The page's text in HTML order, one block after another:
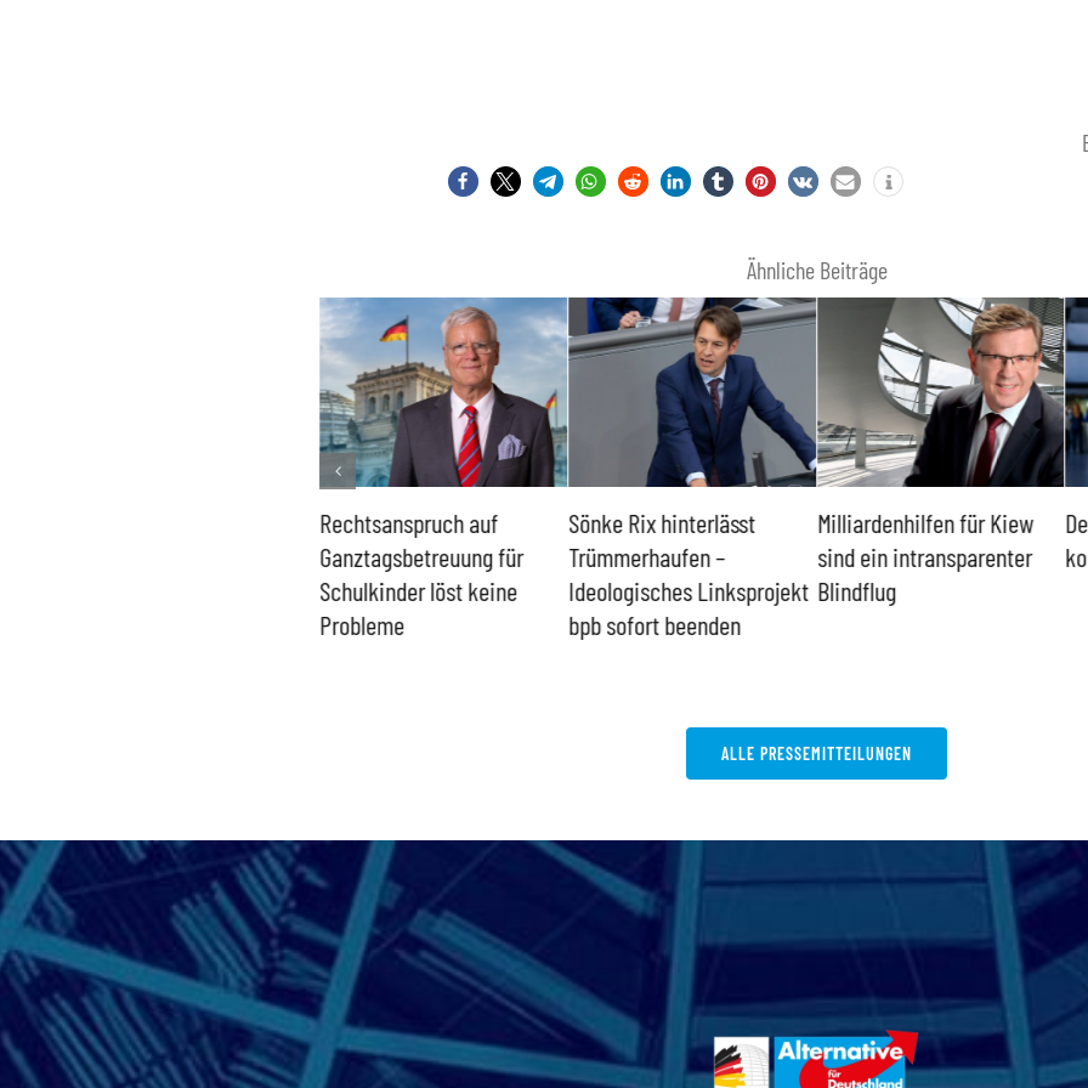
Ähnliche Beiträge
Rechtsanspruch auf
Ganztagsbetreuung für
Schulkinder löst keine
Probleme
Sönke Rix hinterlässt
Trümmerhaufen –
Ideologisches Linksprojekt
bpb sofort beenden
Milliardenhilfen für Kiew
sind ein intransparenter
Blindflug
ALLE PRESSEMITTEILUNGEN